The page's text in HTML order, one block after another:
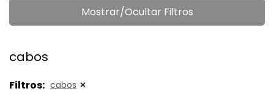
Mostrar/Ocultar Filtros
cabos
Filtros: cabos